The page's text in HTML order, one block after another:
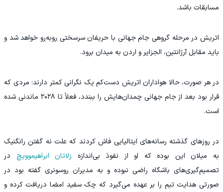
مسابقات باشد.
اتریش در مرحله گروهی جام جهانی با حریفان سرسختی روبه‌رو خواهد شد و
باید مقابل آرژانتین، الجزایر و اردن به میدان برود.
در هر صورت، حالا هواداران اتریش دست‌کم یک نگرانی کمتر دارند؛ مردی که
قرار بود بعد از جام جهانی چمدان‌هایش را ببندد، فعلاً تا ۲۰۲۸ ماندنی شده
است.
در روزهای گذشته رسانه‌های ایتالیایی فاش کردند که علت نه گفتن رانگنیک
به میلان این بوده که او از نفوذ بی‌اندازه زلاتان ابراهیموویچ در
تصمیم‌گیری‌های باشگاه راضی نبوده و به مدیران روسونری گفته بود در
صورتی هدایت تیم را بر عهده می‌گیرد که چک سفید امضا دریافت کرده و